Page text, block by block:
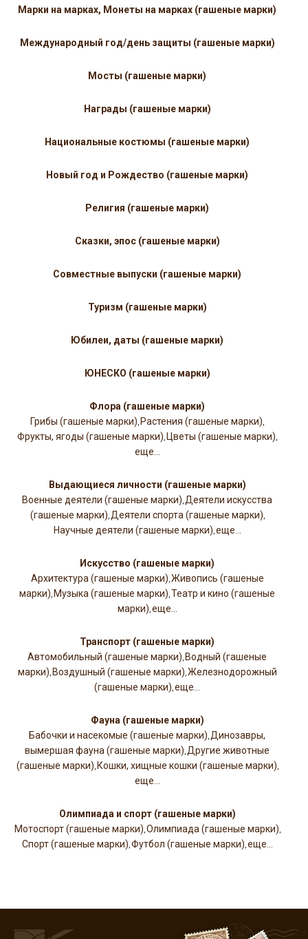
Марки на марках, Монеты на марках (гашеные марки)
Международный год/день защиты (гашеные марки)
Мосты (гашеные марки)
Награды (гашеные марки)
Национальные костюмы (гашеные марки)
Новый год и Рождество (гашеные марки)
Религия (гашеные марки)
Сказки, эпос (гашеные марки)
Совместные выпуски (гашеные марки)
Туризм (гашеные марки)
Юбилеи, даты (гашеные марки)
ЮНЕСКО (гашеные марки)
Флора (гашеные марки)
Грибы (гашеные марки), Растения (гашеные марки),
Фрукты, ягоды (гашеные марки), Цветы (гашеные марки),
еще...
Выдающиеся личности (гашеные марки)
Военные деятели (гашеные марки),Деятели искусства
(гашеные марки),Деятели спорта (гашеные марки),
Научные деятели (гашеные марки),еще...
Искусство (гашеные марки)
Архитектура (гашеные марки),Живопись (гашеные
марки), Музыка (гашеные марки),Театр и кино (гашеные
марки),еще...
Транспорт (гашеные марки)
Автомобильный (гашеные марки), Водный (гашеные
марки), Воздушный (гашеные марки),Железнодорожный
(гашеные марки),еще...
Фауна (гашеные марки)
Бабочки и насекомые (гашеные марки),Динозавры,
вымершая фауна (гашеные марки),Другие животные
(гашеные марки), Кошки, хищные кошки (гашеные марки),
еще...
Олимпиада и спорт (гашеные марки)
Мотоспорт (гашеные марки),Олимпиада (гашеные марки),
Спорт (гашеные марки),Футбол (гашеные марки),еще...